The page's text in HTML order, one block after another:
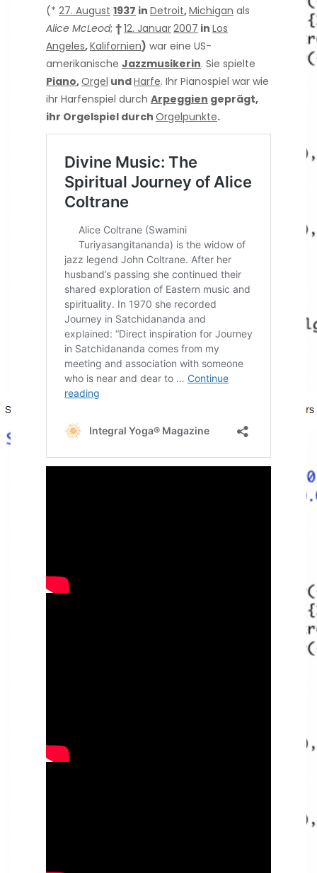
(* 27. August 1937 in Detroit,Michigan als
Alice McLeod; †12. Januar2007 in Los
Angeles,Kalifornien) war eine US-
amerikanische Jazzmusikerin. Sie spielte
Piano,Orgel undHarfe. Ihr Pianospiel war wie
ihr Harfenspiel durch Arpeggien geprägt,
ihr Orgelspiel durch Orgelpunkte.